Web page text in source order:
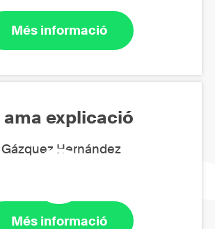
Més informació
ama explicació
Hernández
Més informació